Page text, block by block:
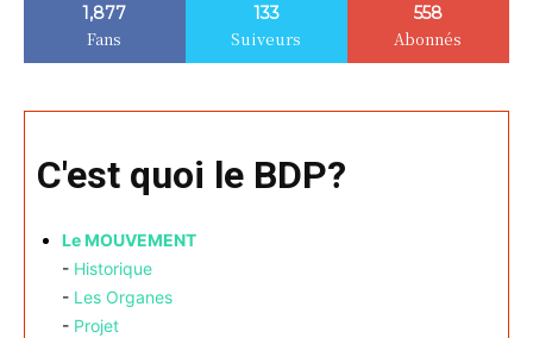
1,877
Fans
133
Suiveurs
558
Abonnés
C'est quoi le BDP?
Le MOUVEMENT
- Historique
- Les Organes
- Projet